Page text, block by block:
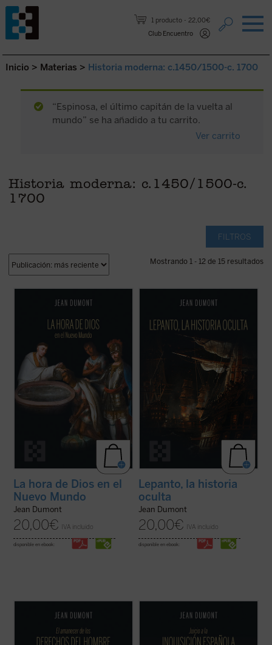
1 producto
22,00€
Club Encuentro
Saltar al contenido.
Inicio > Materias > Historia moderna: c.1450/1500-c. 1700
“Espinosa, el último capitán de la vuelta al
mundo” se ha añadido a tu carrito.
Ver carrito
Historia moderna: c.1450/1500-c.
1700
FILTROS
Mostrando 1 - 12 de 15 resultados
de cuatro hombres excepcionales:
de Quiroga, y Bernardino de Sahagún. Con
ellos, el lector compartirá la aventura de
quienes tenían sobre sí la tarea y la ...
La hora de Dios en el
Nuevo Mundo
Jean Dumont
20,00€ IVA incluido
disponible en ebook:
victoria de Lepanto, cuando la Europa
expansionismo islámico que amenazaba
las puertas de Roma, Venecia y Viena. Pero
más allá de este acontecimiento, Dumont ...
Lepanto, la historia
oculta
Jean Dumont
20,00€ IVA incluido
disponible en ebook:
para el mundo: por primera vez en la
expansión de su imperio para suscitar un
debate: ¿es conforme a la justicia la
oscurantismo y la crueldad mayores que
hispanista, se propone en Juicio a la
Inquisición españoladar una oportunidad